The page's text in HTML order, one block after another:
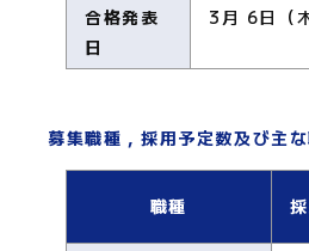
合格発表
日
3月 6日（
募集職種，採用予定数及び主
職種